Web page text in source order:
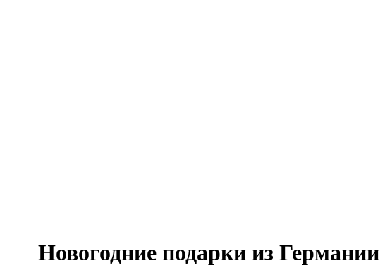
Новогодние подарки из Германии